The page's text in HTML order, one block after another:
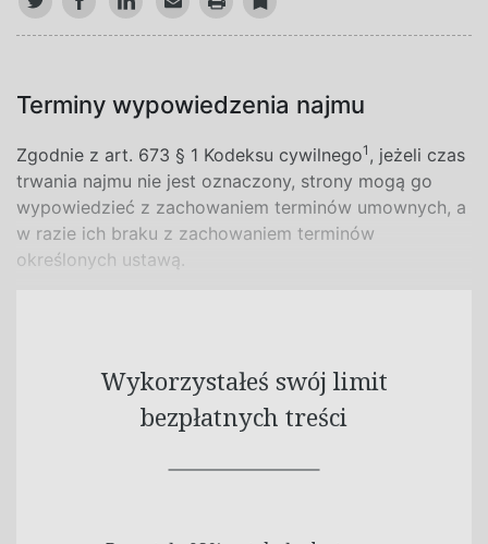
Terminy wypowiedzenia najmu
Zgodnie z art. 673 § 1 Kodeksu cywilnego1 , jeżeli czas
trwania najmu nie jest oznaczony, strony mogą go
wypowiedzieć z zachowaniem terminów umownych, a
w razie ich braku z zachowaniem terminów
określonych ustawą.
Wykorzystałeś swój limit
bezpłatnych treści